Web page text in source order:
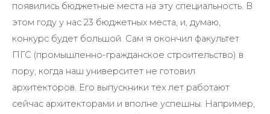
появились бюджетные места на эту специальность. В
этом году у нас 23 бюджетных места, и, думаю,
конкурс будет большой. Сам я окончил факультет
ПГС (промышленно-гражданское строительство) в
пору, когда наш университет не готовил
архитекторов. Его выпускники тех лет работают
сейчас архитекторами и вполне успешны. Например,